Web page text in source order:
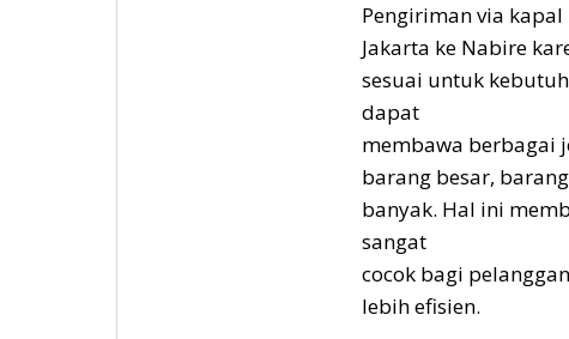
Pengiriman via
Jakarta ke Nabire
sesuai untuk
dapat
membawa berbagai
barang besar,
banyak. Hal ini
sangat
cocok bagi
lebih efisien.